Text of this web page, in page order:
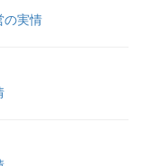
の実情